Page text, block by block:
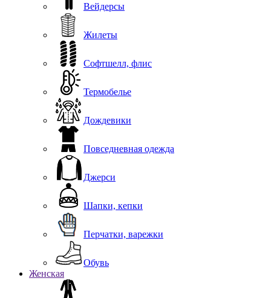
Вейдерсы
Жилеты
Софтшелл, флис
Термобелье
Дождевики
Повседневная одежда
Джерси
Шапки, кепки
Перчатки, варежки
Обувь
Женская